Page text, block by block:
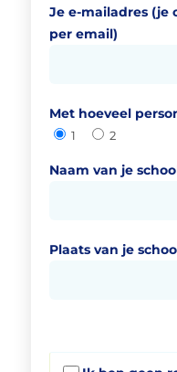
Je e-mailadres (je
per email)
Met hoeveel
1
2
Naam van je
Plaats van je